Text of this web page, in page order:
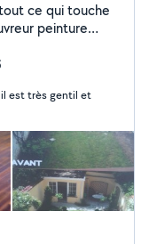
ce qui touche
peinture
il est très gentil et